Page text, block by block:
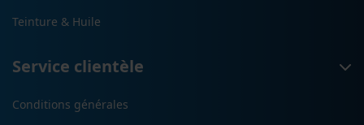
Teinture & Huile
Service clientèle
Conditions générales